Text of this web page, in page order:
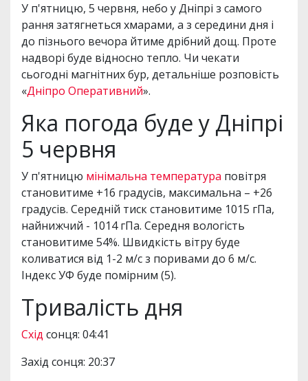
У п'ятницю, 5 червня, небо у Дніпрі з самого
рання затягнеться хмарами, а з середини дня і
до пізнього вечора йтиме дрібний дощ. Проте
надворі буде відносно тепло. Чи чекати
сьогодні магнітних бур, детальніше розповість
«Дніпро Оперативний».
Яка погода буде у Дніпрі
5 червня
У п'ятницю мінімальна температура повітря
становитиме +16 градусів, максимальна – +26
градусів. Середній тиск становитиме 1015 гПа,
найнижчий - 1014 гПа. Середня вологість
становитиме 54%. Швидкість вітру буде
коливатися від 1-2 м/с з поривами до 6 м/с.
Індекс УФ буде помірним (5).
Тривалість дня
Схід сонця: 04:41
Захід сонця: 20:37